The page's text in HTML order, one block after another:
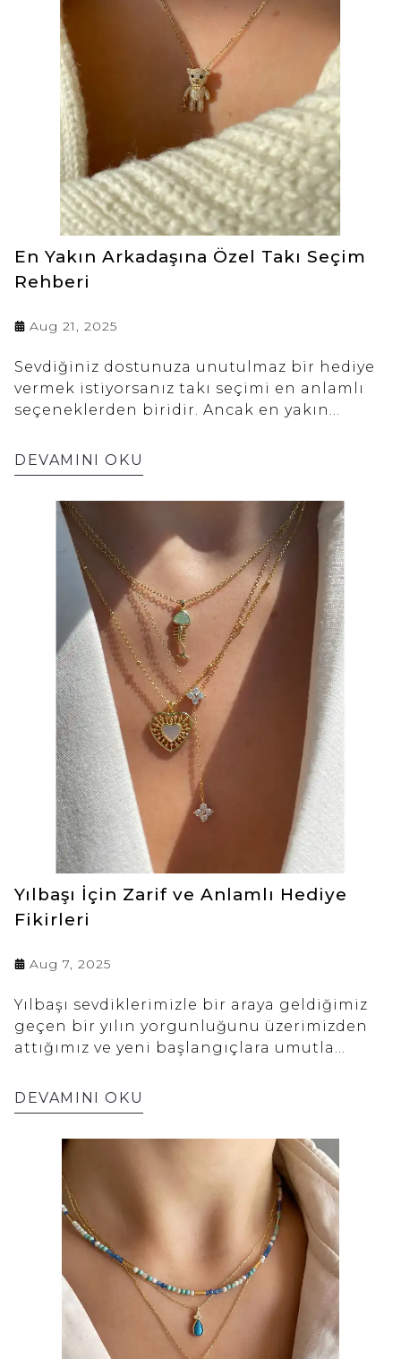
En Yakın Arkadaşına Özel Takı Seçim
Rehberi
Aug 21, 2025
Sevdiğiniz dostunuza unutulmaz bir hediye
vermek istiyorsanız takı seçimi en anlamlı
seçeneklerden biridir. Ancak en yakın
model bulmakla sınırlı değil, onun tarzını,
kişiliğini ve anılarınızı yansıtan parçayı
yakın arkadaşınıza hem anlamlı hem de şık
bir takı seçimini adım adım nasıl
yapabileceğinizi anlatacağız.
DEVAMINI OKU
Yılbaşı İçin Zarif ve Anlamlı Hediye
Fikirleri
Aug 7, 2025
Yılbaşı sevdiklerimizle bir araya geldiğimiz
geçen bir yılın yorgunluğunu üzerimizden
attığımız ve yeni başlangıçlara umutla
özel zamanı daha da anlamlı kılan
unsurlardan biri de sevdiklerimize olan
düşündüğümüzü ifade eden hediyelerdir.
Hediye seçimi süreci tatlı bir telaşa
dönüşebilir. Ne alsam çok mutlu olur? Gibi
sorular zihinlerimizi meşgul eder. İşte tam
da bu noktada Reacraft olarak biz devreye
giriyoruz. Amacımız sadece bir takı satmak
değil aynı zamanda o takının ardında yatan
hikayeyi, anlamı ve kişisel dokunuşu
sunmaktır. Hediye seçimi konusunda sizlere
rehberlik etmek Reacraft'ın geniş ürün
DEVAMINI OKU